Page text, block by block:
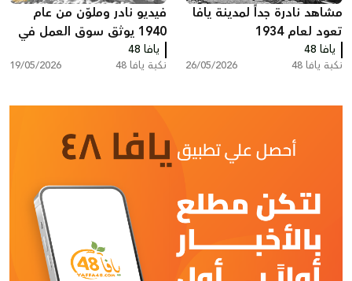
مشاهد نادرة جداً لمدينة يافا
تعود لعام 1934
يافا 48
نكبة يافا 48 26/05/2026
فيديو نادر وملوّن من عام
1940 يوثق سوق العمل في
تصدير البرتقال اليافاوي عبر
ميناء يافا
يافا 48
نكبة يافا 48 19/05/2026